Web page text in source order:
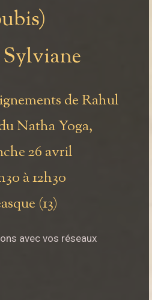
de Rahul
Natha Yoga,
26 avril
à 12h30
(13)
avec vos réseaux